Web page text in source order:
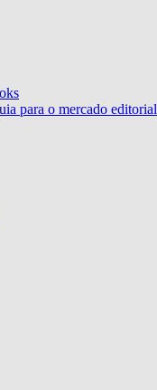
para o mercado editorial